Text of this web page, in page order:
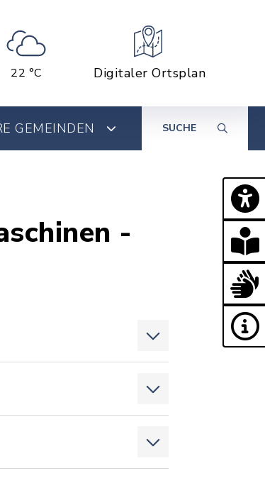
22 °C Digitaler Ortsplan
GEMEINDEN SUCHE
-